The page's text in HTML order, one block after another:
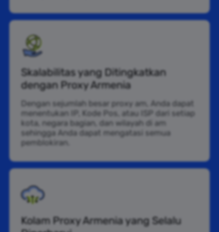
Skalabilitas yang Ditingkatkan
dengan Proxy Armenia
Dengan sejumlah besar proxy am, Anda dapat
menentukan IP, Kode Pos, atau ISP dari setiap
kota, negara bagian, dan wilayah di am
sehingga Anda dapat mengatasi semua
pemblokiran.
Kolam Proxy Armenia yang Selalu